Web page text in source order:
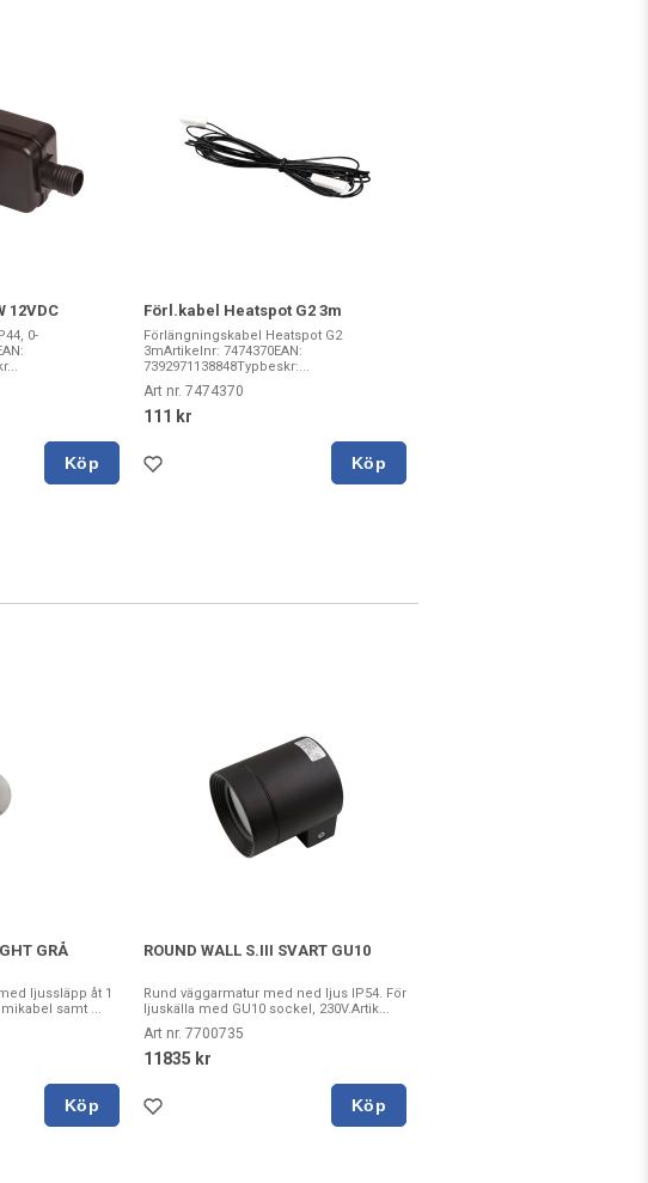
12VDC
0-
Köp
Förl.kabel Heatspot G2 3m
Förlängningskabel Heatspot G2
3mArtikelnr: 7474370EAN:
7392971138848Typbeskr:...
Art nr. 7474370
111 kr
Köp
GRÅ
ljussläpp åt 1
samt ...
Köp
ROUND WALL S.III SVART GU10
Rund väggarmatur med ned ljus IP54. För
ljuskälla med GU10 sockel, 230V.Artik...
Art nr. 7700735
11835 kr
Köp